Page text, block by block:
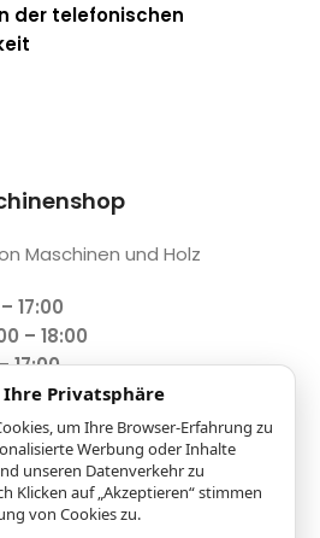
der telefonischen
Maschinen und Holz
17:00
– 18:00
17:00
Privatsphäre
um Ihre Browser-Erfahrung zu
Werbung oder Inhalte
unseren Datenverkehr zu
Klicken auf „Akzeptieren“ stimmen
von Cookies zu.